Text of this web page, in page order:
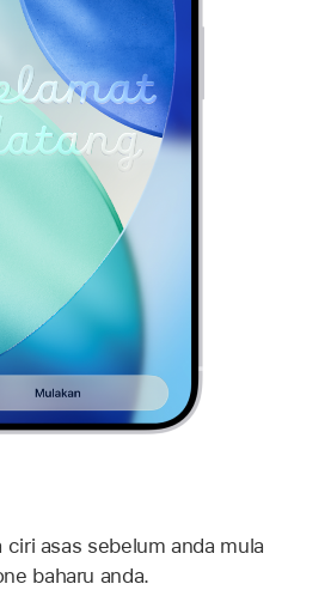
ciri asas sebelum anda mula
baharu anda.